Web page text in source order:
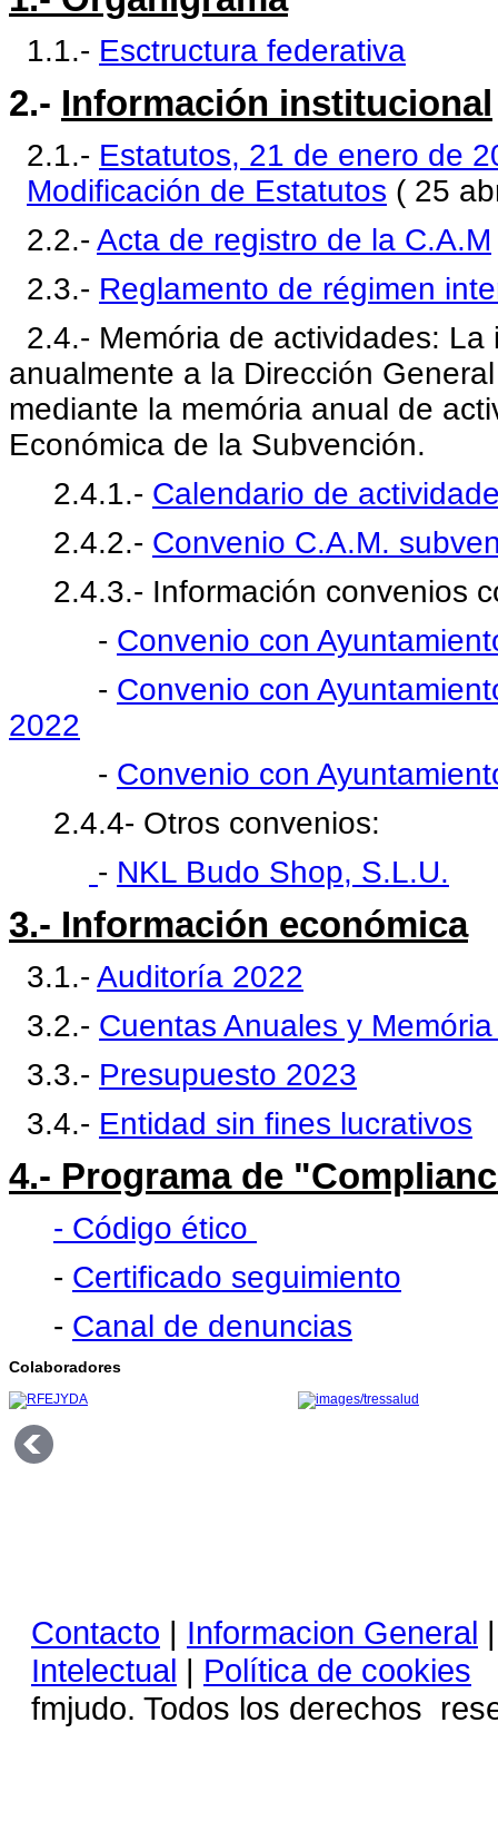
1.1.- Esctructura federativa
2.- Información institucional
2.1.- Estatutos, 21 de enero de
Modificación de Estatutos ( 25
2.2.- Acta de registro de la C.A.M
2.3.- Reglamento de régimen
2.4.- Memória de actividades: La
anualmente a la Dirección
mediante la memória anual de
Económica de la Subvención.
2.4.1.- Calendario de
2.4.2.- Convenio C.A.M.
2.4.3.- Información convenios
- Convenio con
- Convenio con
2022
- Convenio con
2.4.4- Otros convenios:
- NKL Budo Shop, S.L.U.
3.- Información económica
3.1.- Auditoría 2022
3.2.- Cuentas Anuales y
3.3.- Presupuesto 2023
3.4.- Entidad sin fines lucrativos
4.- Programa de
- Código ético
- Certificado seguimiento
- Canal de denuncias
Colaboradores
Contacto | Informacion General
Intelectual | Política de cookies
fmjudo. Todos los derechos